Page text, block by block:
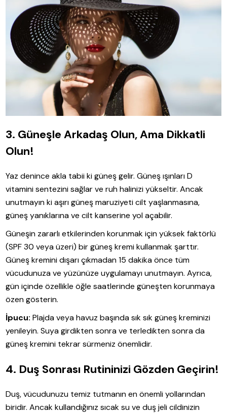
3. Güneşle Arkadaş Olun, Ama Dikkatli
Olun!
Yaz denince akla tabii ki güneş gelir. Güneş ışınları D
vitamini sentezini sağlar ve ruh halinizi yükseltir. Ancak
unutmayın ki aşırı güneş maruziyeti cilt yaşlanmasına,
güneş yanıklarına ve cilt kanserine yol açabilir.
Güneşin zararlı etkilerinden korunmak için yüksek faktörlü
(SPF 30 veya üzeri) bir güneş kremi kullanmak şarttır.
Güneş kremini dışarı çıkmadan 15 dakika önce tüm
vücudunuza ve yüzünüze uygulamayı unutmayın. Ayrıca,
gün içinde özellikle öğle saatlerinde güneşten korunmaya
özen gösterin.
İpucu: Plajda veya havuz başında sık sık güneş kreminizi
yenileyin. Suya girdikten sonra ve terledikten sonra da
güneş kremini tekrar sürmeniz önemlidir.
4. Duş Sonrası Rutininizi Gözden Geçirin!
Duş, vücudunuzu temiz tutmanın en önemli yollarından
biridir. Ancak kullandığınız sıcak su ve duş jeli cildinizin